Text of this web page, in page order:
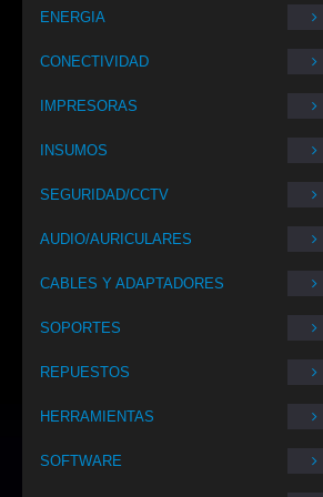
ENERGIA
CONECTIVIDAD
IMPRESORAS
INSUMOS
SEGURIDAD/CCTV
AUDIO/AURICULARES
CABLES Y ADAPTADORES
SOPORTES
REPUESTOS
HERRAMIENTAS
SOFTWARE